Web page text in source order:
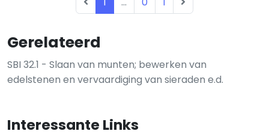
Gerelateerd
SBI 32.1 - Slaan van munten; bewerken van
edelstenen en vervaardiging van sieraden e.d.
Interessante Links